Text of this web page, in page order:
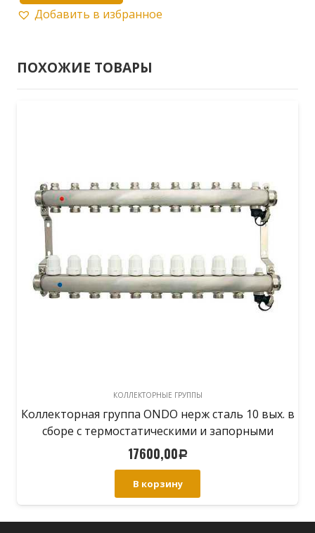
товара
ONDO
выходов
Добавить в избранное
ПОХОЖИЕ ТОВАРЫ
КОЛЛЕКТОРНЫЕ ГРУППЫ
Коллекторная группа ONDO нерж сталь 8 вых. в
сборе с термостатическими и запорными
клапанами
15320,00Р
В корзину